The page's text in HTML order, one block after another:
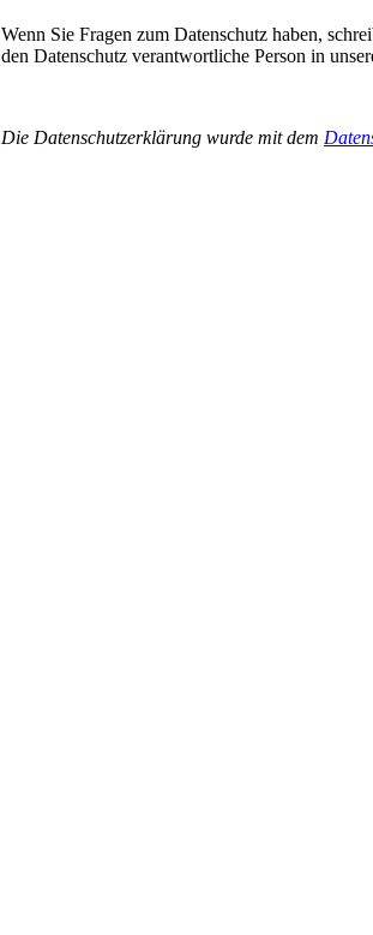
Wenn Sie Fragen zum Datenschutz haben,
den Datenschutz verantwortliche Person in
Die Datenschutzerklärung wurde mit dem